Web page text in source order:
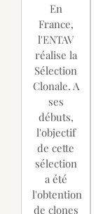
En
France,
l'ENTAV
réalise la
Sélection
Clonale. A
ses
débuts,
l'objectif
de cette
sélection
a été
l'obtention
de clones